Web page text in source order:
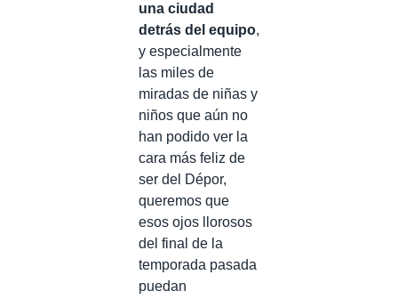
una ciudad
detrás del equipo,
y especialmente
las miles de
miradas de niñas y
niños que aún no
han podido ver la
cara más feliz de
ser del Dépor,
queremos que
esos ojos llorosos
del final de la
temporada pasada
puedan